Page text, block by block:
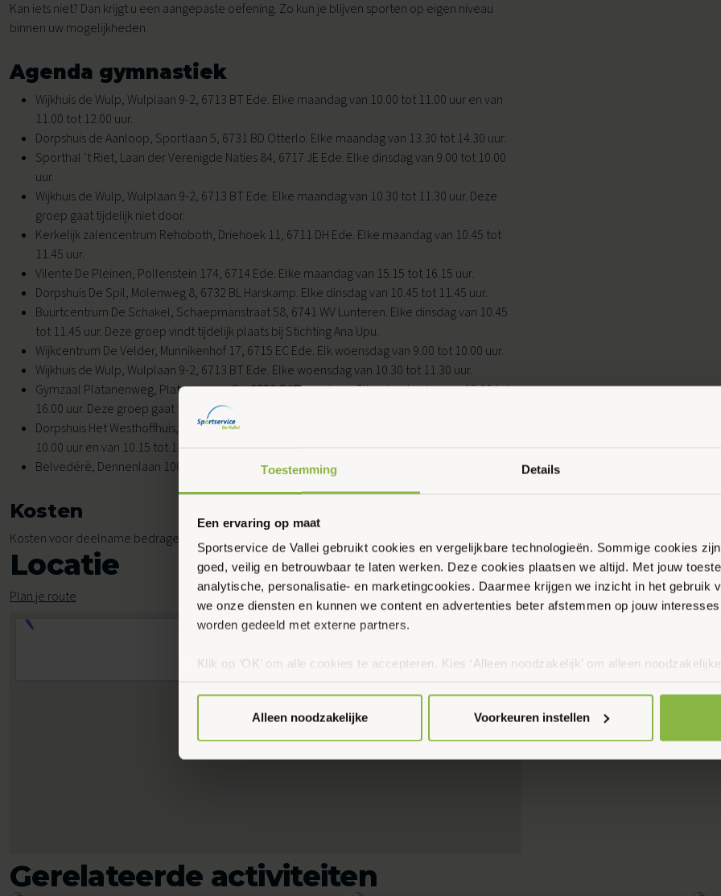
Toestemming Details
Een ervaring op maat
Sportservice de Vallei gebruikt cookies en vergelijkbare technologieën. Sommige cookies
goed, veilig en betrouwbaar te laten werken. Deze cookies plaatsen we altijd. Met jouw
analytische, personalisatie- en marketingcookies. Daarmee krijgen we inzicht in het gebruik
we onze diensten en kunnen we content en advertenties beter afstemmen op jouw
worden gedeeld met externe partners.
Klik op ‘OK’ om alle cookies te accepteren. Kies ‘Alleen noodzakelijk’ om alleen
Alleen noodzakelijke
Voorkeuren instellen
Leefstijlcoaching
Leefstijlloket
Lekker in je Vel voor jou
Sportbieb
Voor buurtlocaties
Voor kinderopvang en BSO
Voor thuis
Kan iets niet? Dan krijgt u een aangepaste oefening. Zo kun je blijven sporten op eigen niveau
binnen uw mogelijkheden.
Agenda gymnastiek
Wijkhuis de Wulp, Wulplaan 9-2, 6713 BT Ede. Elke maandag van 10.00 tot 11.00 uur en van
11.00 tot 12.00 uur.
Dorpshuis de Aanloop, Sportlaan 5, 6731 BD Otterlo. Elke maandag van 13.30 tot 14.30 uur.
Sporthal ’t Riet, Laan der Verenigde Naties 84, 6717 JE Ede. Elke dinsdag van 9.00 tot 10.00
uur.
Wijkhuis de Wulp, Wulplaan 9-2, 6713 BT Ede. Elke maandag van 10.30 tot 11.30 uur. Deze
groep gaat tijdelijk niet door.
Kerkelijk zalencentrum Rehoboth, Driehoek 11, 6711 DH Ede. Elke maandag van 10.45 tot
11.45 uur.
Vilente De Pleinen, Pollenstein 174, 6714 Ede. Elke maandag van 15.15 tot 16.15 uur.
Dorpshuis De Spil, Molenweg 8, 6732 BL Harskamp. Elke dinsdag van 10.45 tot 11.45 uur.
Buurtcentrum De Schakel, Schaepmanstraat 58, 6741 WV Lunteren. Elke dinsdag van 10.45
tot 11.45 uur. Deze groep vindt tijdelijk plaats bij Stichting Ana Upu.
Wijkcentrum De Velder, Munnikenhof 17, 6715 EC Ede. Elk woensdag van 9.00 tot 10.00 uur.
Wijkhuis de Wulp, Wulplaan 9-2, 6713 BT Ede. Elke woensdag van 10.30 tot 11.30 uur.
Gymzaal Platanenweg, Platanenweg 2a, 6721 CJ Bennekom. Elke donderdag van 15.00 tot
16.00 uur. Deze groep gaat tijdelijk niet door.
Dorpshuis Het Westhoffhuis, Dorpsstraat 28, 6741 AL Lunteren. Elke donderdag van 9.00 tot
10.00 uur en van 10.15 tot 11.15 uur.
Belvedérè, Dennenlaan 100, 6711 RB Ede. Elke vrijdag van 10.30 tot 11.30 uur.
Kosten
Kosten voor deelname bedragen € 4,40 per les.
Locatie
Plan je route
Gerelateerde activiteiten